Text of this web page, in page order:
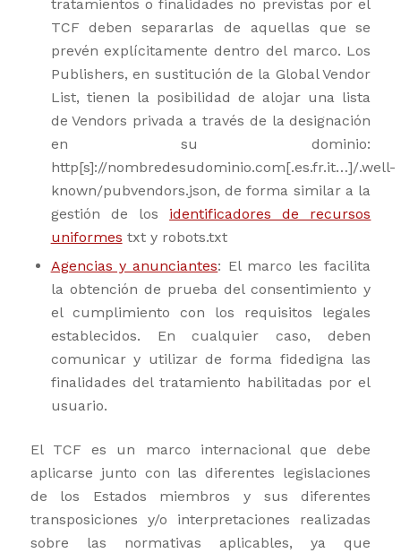
tratamientos o finalidades no previstas por el
TCF deben separarlas de aquellas que se
prevén explícitamente dentro del marco. Los
Publishers, en sustitución de la Global Vendor
List, tienen la posibilidad de alojar una lista
de Vendors privada a través de la designación
en su dominio:
http[s]://nombredesudominio.com[.es.fr.it…]/.well-
known/pubvendors.json, de forma similar a la
gestión de los identificadores de recursos
uniformes txt y robots.txt
Agencias y anunciantes: El marco les facilita
la obtención de prueba del consentimiento y
el cumplimiento con los requisitos legales
establecidos. En cualquier caso, deben
comunicar y utilizar de forma fidedigna las
finalidades del tratamiento habilitadas por el
usuario.
El TCF es un marco internacional que debe
aplicarse junto con las diferentes legislaciones
de los Estados miembros y sus diferentes
transposiciones y/o interpretaciones realizadas
sobre las normativas aplicables, ya que